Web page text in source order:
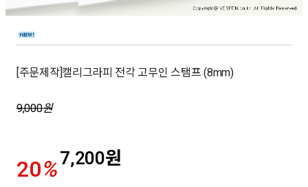
[주문제작]캘리그라피 전각 고무인 스탬프 (8mm)
9,000원
20%7,200원